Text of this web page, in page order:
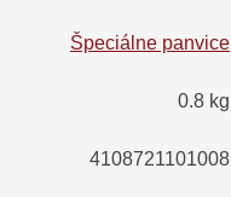
Špeciálne panvice
0.8 kg
4108721101008